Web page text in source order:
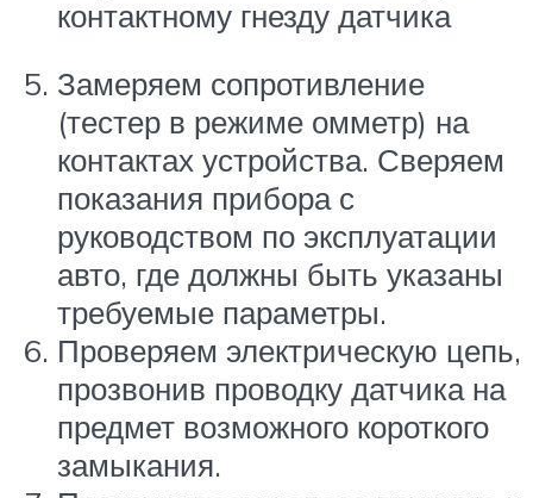
контактному гнезду датчика
Замеряем сопротивление
(тестер в режиме омметр) на
контактах устройства. Сверяем
показания прибора с
руководством по эксплуатации
авто, где должны быть указаны
требуемые параметры.
Проверяем электрическую цепь,
прозвонив проводку датчика на
предмет возможного короткого
замыкания.